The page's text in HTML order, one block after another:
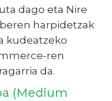
dago eta Nire
harpidetzak
kudeatzeko
ren
da.
(Medium